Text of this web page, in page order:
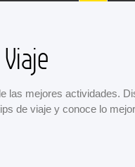
las mejores actividades.
de viaje y conoce lo